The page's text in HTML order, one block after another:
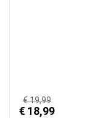
€ 19,99
€ 18,99